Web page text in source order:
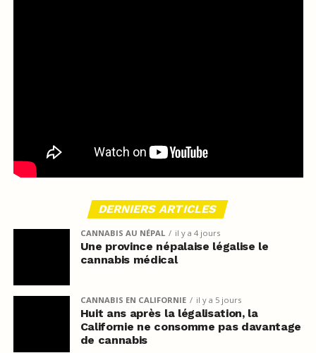
DERNIERS ARTICLES
CANNABIS AU NÉPAL il y a 4 jours
Une province népalaise légalise le
cannabis médical
CANNABIS EN CALIFORNIE il y a 5 jours
Huit ans après la légalisation, la
Californie ne consomme pas davantage
de cannabis